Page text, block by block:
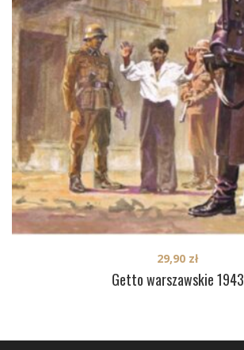
Getto warszawskie 1943
29,90 zł